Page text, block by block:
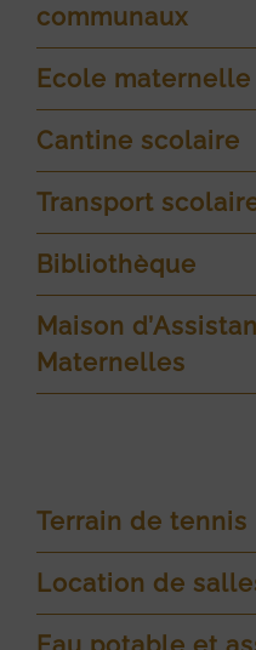
communaux
Ecole
Cantine scolaire
Transport
Bibliothèque
Maison
Maternelles
Terrain de tennis
Location de